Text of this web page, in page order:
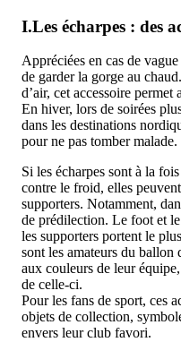
I.Les écharpes : des
Appréciées en cas de
de garder la gorge au
d’air, cet accessoire permet
En hiver, lors de soirées
dans les destinations
pour ne pas tomber malade.
Si les écharpes sont à la
contre le froid, elles
supporters. Notamment,
de prédilection. Le foot et
les supporters portent le
sont les amateurs du ballon
aux couleurs de leur
de celle-ci.
Pour les fans de sport, ces
objets de collection,
envers leur club favori.